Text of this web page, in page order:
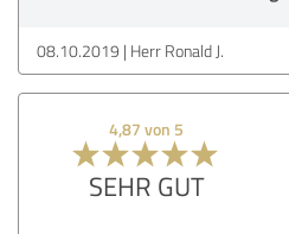
08.10.2019 Herr Ronald J.
4,87 von 5
SEHR GUT